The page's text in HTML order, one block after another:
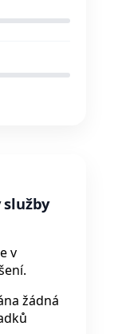
služby
v
žádná